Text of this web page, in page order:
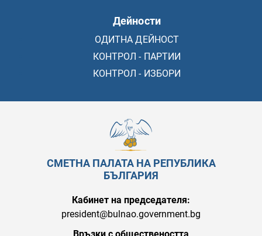
Дейности
ОДИТНА ДЕЙНОСТ
КОНТРОЛ - ПАРТИИ
КОНТРОЛ - ИЗБОРИ
СМЕТНА ПАЛАТА НА РЕПУБЛИКА
БЪЛГАРИЯ
Кабинет на председателя:
president@bulnao.government.bg